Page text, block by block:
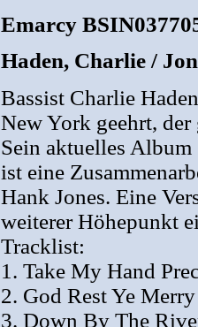
Emarcy
Haden, Charlie /
Bassist Charlie
New York geehrt,
Sein aktuelles
ist eine
Hank Jones. Eine
weiterer Höhepunkt
Tracklist:
1. Take My Hand
2. God Rest Ye
3. Down By The